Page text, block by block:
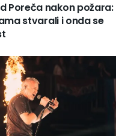
Poreča nakon požara:
stvarali i onda se